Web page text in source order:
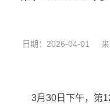
日期：2026-04-01 来
3月30日下午，第